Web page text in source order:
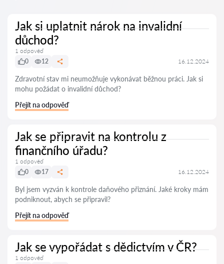
Jak si uplatnit nárok na invalidní
důchod?
1 odpověď
0
12 16.12.2024
Zdravotní stav mi neumožňuje vykonávat běžnou práci. Jak si
mohu požádat o invalidní důchod?
Přejít na odpověď
Jak se připravit na kontrolu z
finančního úřadu?
1 odpověď
0
17 16.12.2024
Byl jsem vyzván k kontrole daňového přiznání. Jaké kroky mám
podniknout, abych se připravil?
Přejít na odpověď
Jak se vypořádat s dědictvím v ČR?
1 odpověď